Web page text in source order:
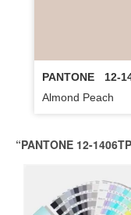
PANTONE
12-
Almond Peach
“PANTONE 12-